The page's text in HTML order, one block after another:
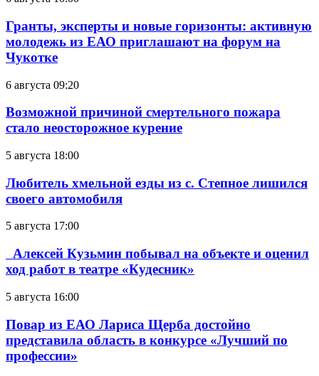
Гранты, эксперты и новые горизонты: активную
молодежь из ЕАО приглашают на форум на
Чукотке
6 августа 09:20
Возможной причиной смертельного пожара
стало неосторожное курение
5 августа 18:00
Любитель хмельной езды из с. Степное лишился
своего автомобиля
5 августа 17:00
Алексей Кузьмин побывал на объекте и оценил
ход работ в театре «Кудесник»
5 августа 16:00
Повар из ЕАО Лариса Щерба достойно
представила область в конкурсе «Лучший по
профессии»